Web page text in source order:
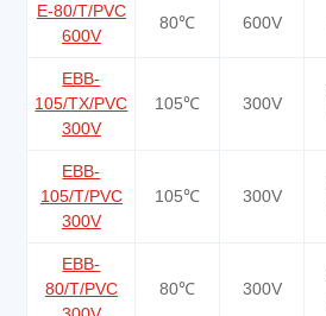
E-80/T/PVC
600V
80℃ 600V
EBB-
105/TX/PVC
300V
105℃ 300V
EBB-
105/T/PVC
300V
105℃ 300V
EBB-
80/T/PVC
80℃ 300V